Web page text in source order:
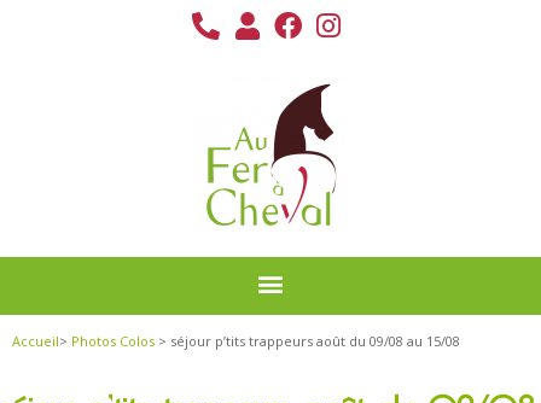
Accueil> Photos Colos > séjour p’tits trappeurs août du 09/08 au 15/08